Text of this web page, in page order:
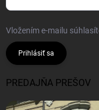
Vložením e-mailu
Prihlásiť sa
PREDAJŇA PREŠOV